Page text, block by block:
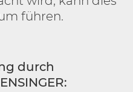
führen.
durch